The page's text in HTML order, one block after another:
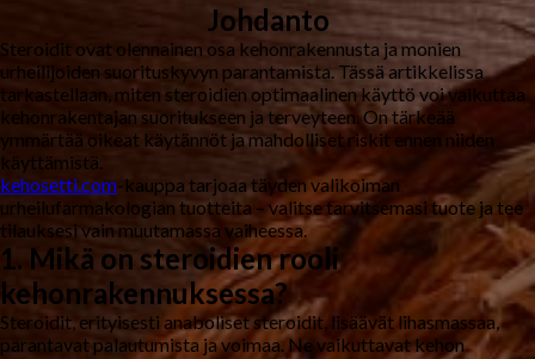
Johdanto
Steroidit ovat olennainen osa kehonrakennusta ja monien
urheilijoiden suorituskyvyn parantamista. Tässä artikkelissa
tarkastellaan, miten steroidien optimaalinen käyttö voi vaikuttaa
kehonrakentajan suoritukseen ja terveyteen. On tärkeää
ymmärtää oikeat käytännöt ja mahdolliset riskit ennen niiden
käyttämistä.
kehosetti.com-kauppa tarjoaa täyden valikoiman
urheilufarmakologian tuotteita – valitse tarvitsemasi tuote ja tee
tilauksesi vain muutamassa vaiheessa.
1. Mikä on steroidien rooli
kehonrakennuksessa?
Steroidit, erityisesti anaboliset steroidit, lisäävät lihasmassaa,
parantavat palautumista ja voimaa. Ne vaikuttavat kehon